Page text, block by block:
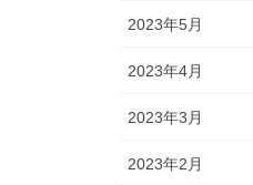
2023年5月
2023年4月
2023年3月
2023年2月